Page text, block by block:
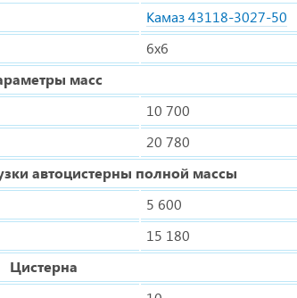
Камаз 43118-3027-50
6х6
масс
10 700
20 780
автоцистерны полной массы
5 600
15 180
Цистерна